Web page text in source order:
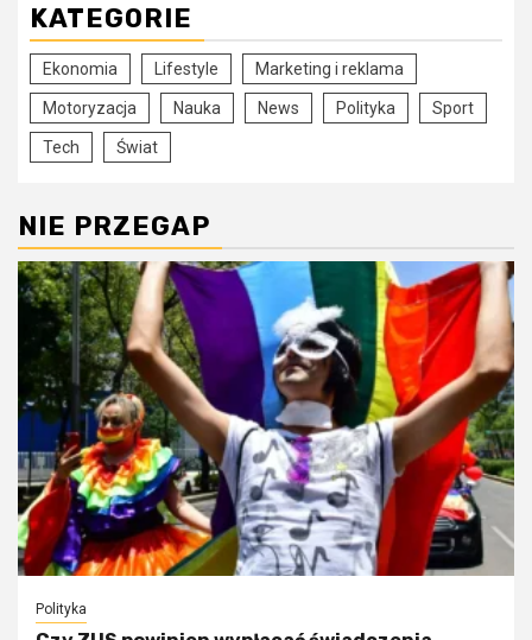
KATEGORIE
Ekonomia Lifestyle Marketing i reklama
Motoryzacja Nauka News Polityka Sport
Tech Świat
NIE PRZEGAP
Polityka